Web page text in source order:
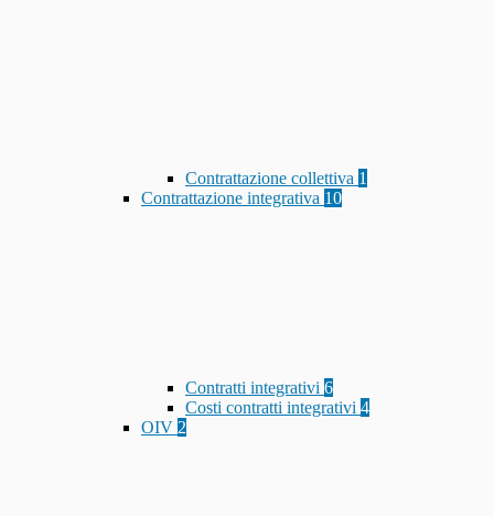
Contrattazione collettiva 1
Contrattazione integrativa 10
Contratti integrativi 6
Costi contratti integrativi 4
OIV 2